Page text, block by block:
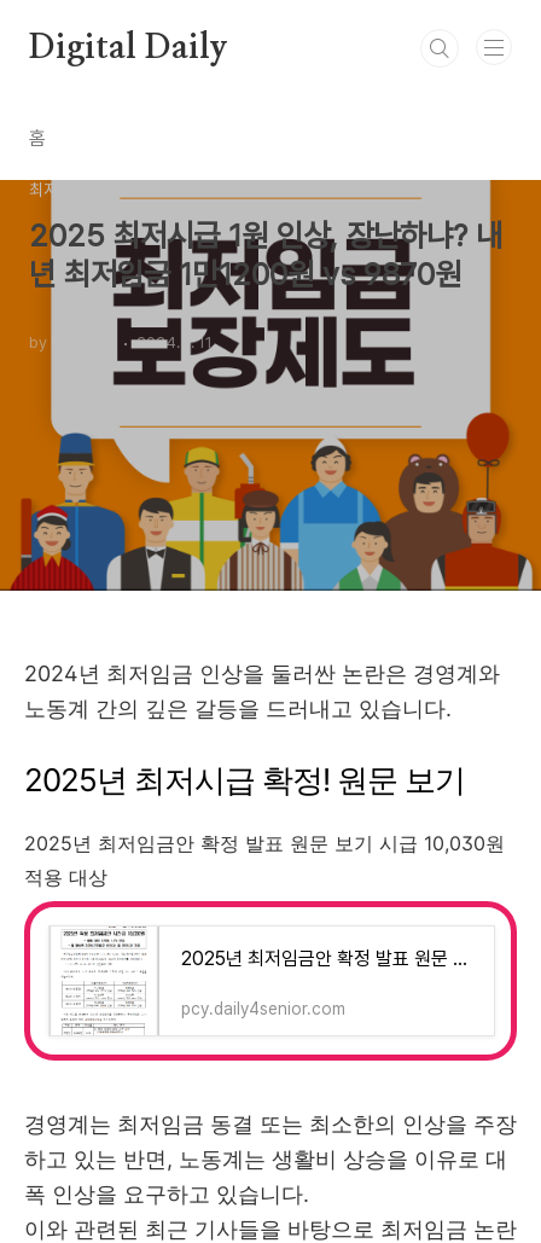
Digital Daily
홈
최저시급
2025 최저시급 1원 인상, 장난하냐? 내
년 최저임금 1만1200원 vs 9870원
by Newbie0 2024. 7. 11.
2024년 최저임금 인상을 둘러싼 논란은 경영계와
노동계 간의 깊은 갈등을 드러내고 있습니다.
2025년 최저시급 확정! 원문 보기
2025년 최저임금안 확정 발표 원문 보기 시급 10,030원
적용 대상
2025년 최저임금안 확정 발표 원문 보기 시급 10,030원 적용 대상
pcy.daily4senior.com
경영계는 최저임금 동결 또는 최소한의 인상을 주장
하고 있는 반면, 노동계는 생활비 상승을 이유로 대
폭 인상을 요구하고 있습니다.
이와 관련된 최근 기사들을 바탕으로 최저임금 논란